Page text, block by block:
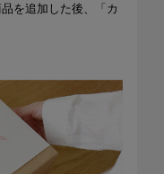
を追加した後、「カ